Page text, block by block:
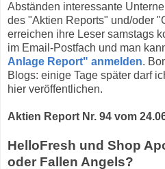
Abständen interessante
des "Aktien Reports" und/oder
erreichen ihre Leser samstags
im Email-Postfach und man
Anlage Report" anmelden.
Blogs: einige Tage später darf
hier veröffentlichen.
Aktien Report Nr. 94 vom
HelloFresh und Shop
oder Fallen Angels?